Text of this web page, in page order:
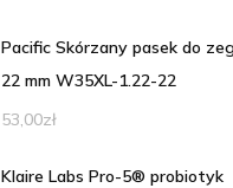
Pacific Skórzany pasek do
22 mm W35XL-1.22-22
53,00zł
Klaire Labs Pro-5® probiotyk